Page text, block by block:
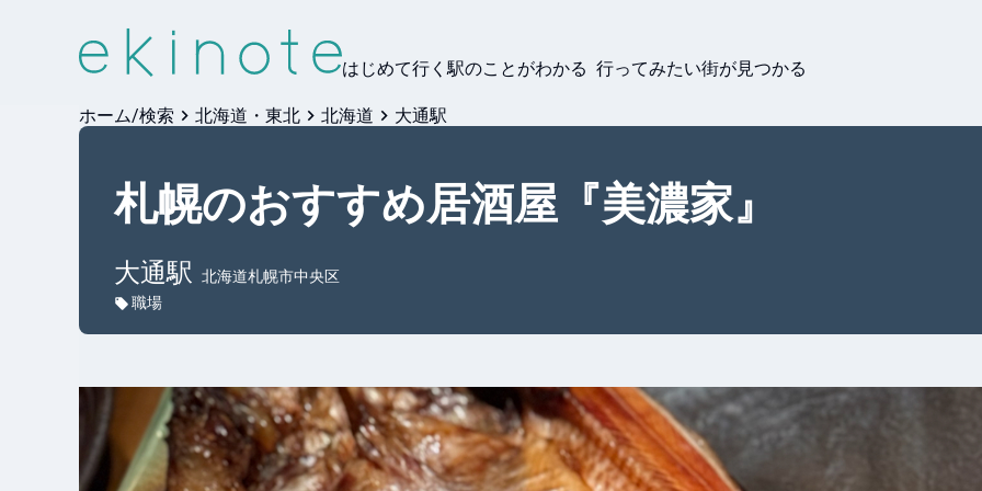
はじめて行く駅のことがわかる 行ってみたい街が見つかる
ホーム/検索 北海道・東北 北海道 大通駅
札幌のおすすめ居酒屋『美濃家』
大通駅
北海道札幌市中央区
職場